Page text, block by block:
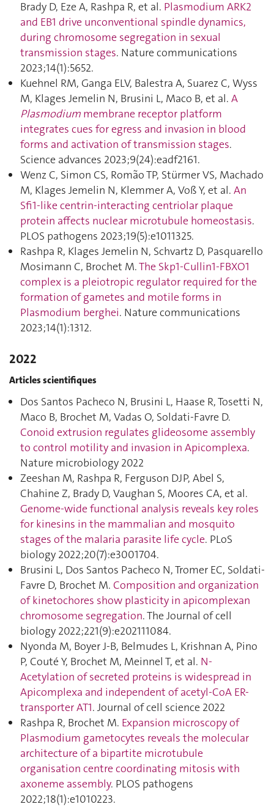
Brady D, Eze A, Rashpa R, et al. Plasmodium ARK2
and EB1 drive unconventional spindle dynamics,
during chromosome segregation in sexual
transmission stages. Nature communications
2023;14(1):5652.
Kuehnel RM, Ganga ELV, Balestra A, Suarez C, Wyss
M, Klages Jemelin N, Brusini L, Maco B, et al. A
Plasmodium membrane receptor platform
integrates cues for egress and invasion in blood
forms and activation of transmission stages.
Science advances 2023;9(24):eadf2161.
Wenz C, Simon CS, Romão TP, Stürmer VS, Machado
M, Klages Jemelin N, Klemmer A, Voß Y, et al. An
Sfi1-like centrin-interacting centriolar plaque
protein affects nuclear microtubule homeostasis.
PLOS pathogens 2023;19(5):e1011325.
Rashpa R, Klages Jemelin N, Schvartz D, Pasquarello
Mosimann C, Brochet M.The Skp1-Cullin1-FBXO1
complex is a pleiotropic regulator required for the
formation of gametes and motile forms in
Plasmodium berghei. Nature communications
2023;14(1):1312.
2022
Articles scientifiques
Dos Santos Pacheco N, Brusini L, Haase R, Tosetti N,
Maco B, Brochet M, Vadas O, Soldati-Favre D.
Conoid extrusion regulates glideosome assembly
to control motility and invasion in Apicomplexa.
Nature microbiology 2022
Zeeshan M, Rashpa R, Ferguson DJP, Abel S,
Chahine Z, Brady D, Vaughan S, Moores CA, et al.
Genome-wide functional analysis reveals key roles
for kinesins in the mammalian and mosquito
stages of the malaria parasite life cycle. PLoS
biology 2022;20(7):e3001704.
Brusini L, Dos Santos Pacheco N, Tromer EC, Soldati-
Favre D, Brochet M. Composition and organization
of kinetochores show plasticity in apicomplexan
chromosome segregation. The Journal of cell
biology 2022;221(9):e202111084.
Nyonda M, Boyer J-B, Belmudes L, Krishnan A, Pino
P, Couté Y, Brochet M, Meinnel T, et al. N-
Acetylation of secreted proteins is widespread in
Apicomplexa and independent of acetyl-CoA ER-
transporter AT1. Journal of cell science 2022
Rashpa R, Brochet M. Expansion microscopy of
Plasmodium gametocytes reveals the molecular
architecture of a bipartite microtubule
organisation centre coordinating mitosis with
axoneme assembly. PLOS pathogens
2022;18(1):e1010223.